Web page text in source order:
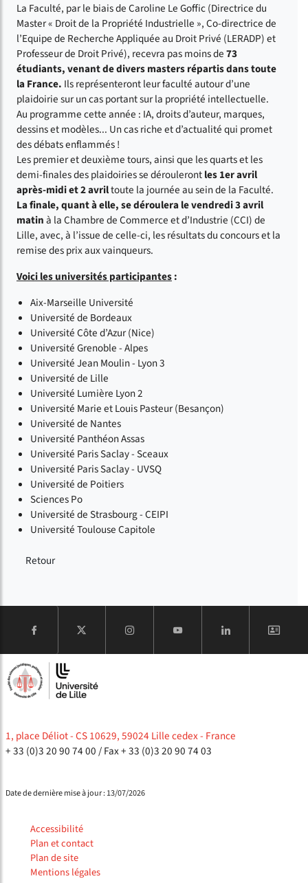
La Faculté, par le biais de Caroline Le Goffic (Directrice du
Master « Droit de la Propriété Industrielle », Co-directrice de
l’Equipe de Recherche Appliquée au Droit Privé (LERADP) et
Professeur de Droit Privé), recevra pas moins de73
étudiants, venant de divers masters répartis dans toute
la France. Ils représenteront leur faculté autour d’une
plaidoirie sur un cas portant sur la propriété intellectuelle.
Au programme cette année : IA, droits d’auteur, marques,
dessins et modèles... Un cas riche et d’actualité qui promet
des débats enflammés !
Les premier et deuxième tours, ainsi que les quarts et les
demi-finales des plaidoiries se déroulerontles 1er avril
après-midi et 2 avriltoute la journée au sein de la Faculté.
La finale, quant à elle, se déroulera le vendredi 3 avril
matinà la Chambre de Commerce et d’Industrie (CCI) de
Lille, avec, à l’issue de celle-ci, les résultats du concours et la
remise des prix aux vainqueurs.
Voici les universités participantes:
Aix-Marseille Université
Université de Bordeaux
Université Côte d’Azur (Nice)
Université Grenoble - Alpes
Université Jean Moulin - Lyon 3
Université de Lille
Université Lumière Lyon 2
Université Marie et Louis Pasteur (Besançon)
Université de Nantes
Université Panthéon Assas
Université Paris Saclay - Sceaux
Université Paris Saclay - UVSQ
Université de Poitiers
Sciences Po
Université de Strasbourg - CEIPI
Université Toulouse Capitole
Retour
COMPTE
1, place Déliot - CS 10629, 59024 Lille cedex - France
+ 33 (0)3 20 90 74 00/ Fax + 33 (0)3 20 90 74 03
Date de dernière mise à jour : 13/07/2026
Accessibilité
Plan et contact
Plan de site
Mentions légales